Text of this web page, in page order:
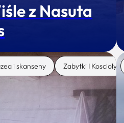
z Nasuta
i skanseny Zabytki I Koscioly